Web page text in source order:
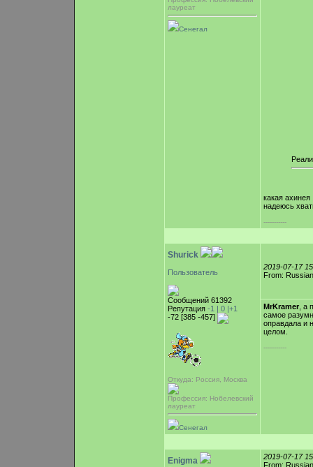
лауреат
Сенегал
какая ахинея
надеюсь
-----------
Shurick
Пользователь
Сообщений 61392
Репутация -1 | 0 |+1
-72 [385 -457]
Откуда: Россия, Москва
Профессия: Нобелевский
лауреат
Сенегал
2019-07-17
From:
MrKramer , а
самое
оправдала и
целом.
-----------
Enigma
2019-07-17
From: